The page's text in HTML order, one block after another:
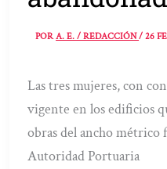
PORA. E. / REDACCIÓN/26
Las tres mujeres, con
vigente en los edificios
obras del ancho
Autoridad Portuaria